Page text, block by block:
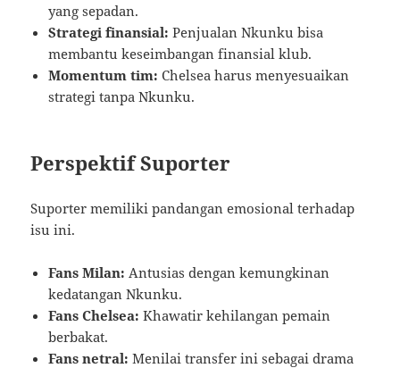
yang sepadan.
Strategi finansial: Penjualan Nkunku bisa
membantu keseimbangan finansial klub.
Momentum tim: Chelsea harus menyesuaikan
strategi tanpa Nkunku.
Perspektif Suporter
Suporter memiliki pandangan emosional terhadap
isu ini.
Fans Milan: Antusias dengan kemungkinan
kedatangan Nkunku.
Fans Chelsea: Khawatir kehilangan pemain
berbakat.
Fans netral: Menilai transfer ini sebagai drama